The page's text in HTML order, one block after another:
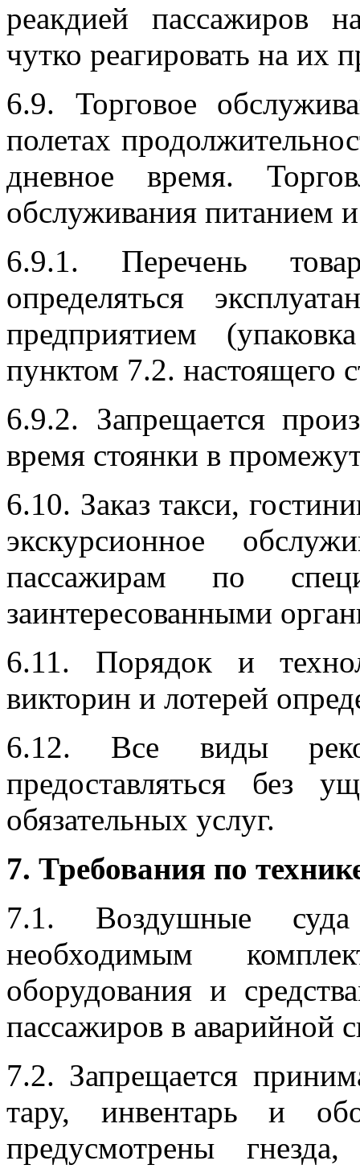
реакдией пассажиров
чутко реагировать на их
6.9. Торговое
полетах
дневное время.
обслуживания питанием
6.9.1. Перечень
определяться
предприятием
пунктом 7.2. настоящего
6.9.2. Запрещается
время стоянки в
6.10. Заказ такси,
экскурсионное
пассажирам по
заинтересованными
6.11. Порядок и
викторин и лотерей
6.12. Все виды
предоставляться без
обязательных услуг.
7. Требования по
7.1. Воздушные
необходимым
оборудования и
пассажиров в аварийной
7.2. Запрещается
тару, инвентарь и
предусмотрены